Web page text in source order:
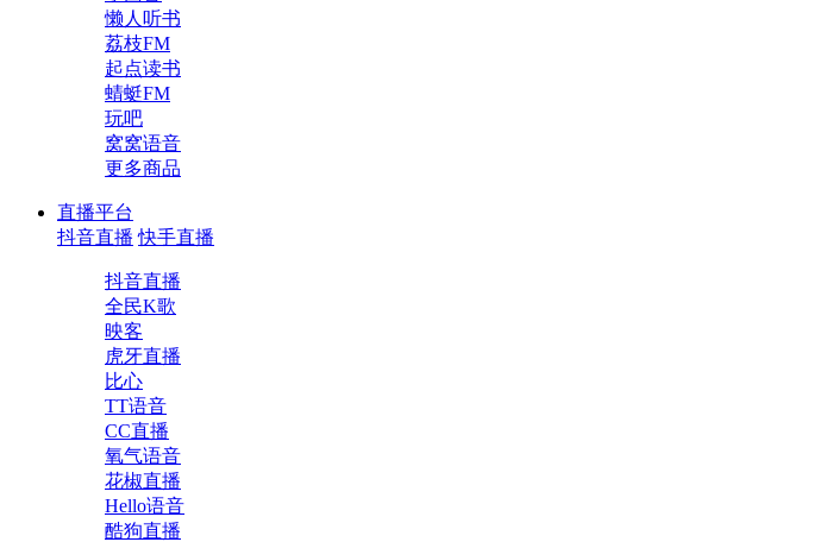
懒人听书
荔枝FM
起点读书
蜻蜓FM
玩吧
窝窝语音
更多商品
直播平台
抖音直播 快手直播
抖音直播
全民K歌
映客
虎牙直播
比心
TT语音
CC直播
氧气语音
花椒直播
Hello语音
酷狗直播